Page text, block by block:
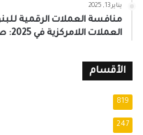
يناير 13, 2025
العملات اللامركزية في 2025: صراع العروش الرقمية
الأقسام
819
247